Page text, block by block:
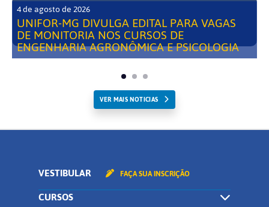
4 de agosto de 2026
UNIFOR-MG DIVULGA EDITAL PARA VAGAS
DE MONITORIA NOS CURSOS DE
ENGENHARIA AGRONÔMICA E PSICOLOGIA
VER MAIS NOTICIAS
VESTIBULAR FAÇA SUA INSCRIÇÃO
CURSOS